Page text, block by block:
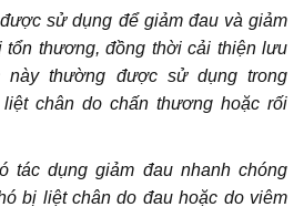
sử dụng để giảm đau và giảm
tổn thương, đồng thời cải thiện lưu
này thường được sử dụng trong
chân do chấn thương hoặc rối
tác dụng giảm đau nhanh chóng
bị liệt chân do đau hoặc do viêm